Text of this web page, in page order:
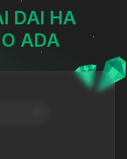
DAI НА
ADA